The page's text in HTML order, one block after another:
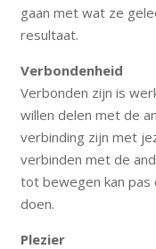
gaan met wat ze
resultaat.
Verbondenheid
Verbonden zijn is
willen delen met de
verbinding zijn met
verbinden met de
tot bewegen kan pas
doen.
Plezier